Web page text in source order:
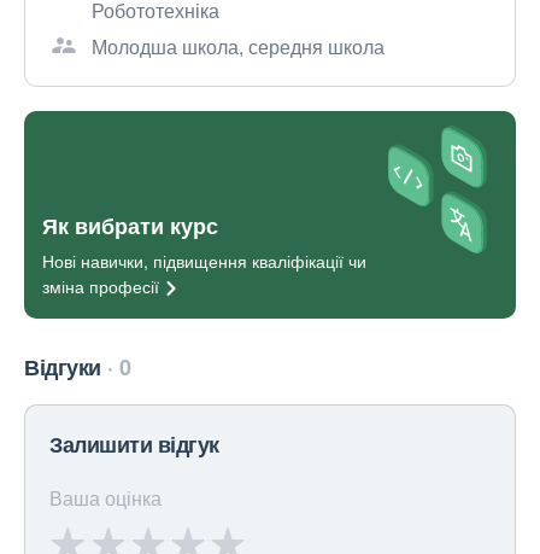
Робототехніка
Молодша школа, середня школа
Як вибрати курс
Нові навички, підвищення кваліфікації чи
зміна професії
Відгуки 0
Залишити відгук
Ваша оцінка